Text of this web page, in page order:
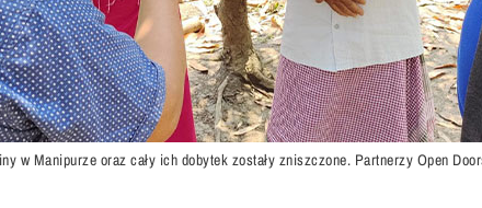
w Manipurze oraz cały ich dobytek zostały zniszczone. Partnerzy Open